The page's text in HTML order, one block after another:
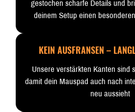
gestochen scharfe Details und
deinem Setup einen
KEIN AUSFRANSEN –
Unsere verstärkten Kanten sind
damit dein Mauspad auch nach
neu aussieht